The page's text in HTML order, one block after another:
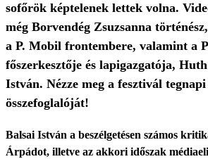
sofőrök képtelenek lettek volna.
még Borvendég Zsuzsanna
a P. Mobil frontembere, valamint a
főszerkesztője és lapigazgatója,
István. Nézze meg a fesztivál
összefoglalóját!
Balsai István a beszélgetésen számos
Árpádot, illetve az akkori időszak